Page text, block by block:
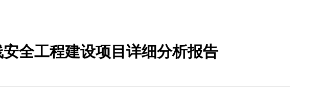
全工程建设项目详细分析报告